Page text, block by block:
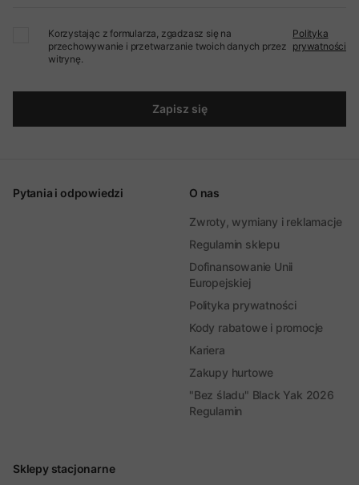
Korzystając z formularza, zgadzasz się na
przechowywanie i przetwarzanie twoich danych przez
witrynę.
Polityka
prywatności
Zapisz się
Sklepy stacjonarne
Pytania i odpowiedzi O nas
Zwroty, wymiany i reklamacje
Regulamin sklepu
Dofinansowanie Unii
Europejskiej
Polityka prywatności
Kody rabatowe i promocje
Kariera
Zakupy hurtowe
"Bez śladu" Black Yak 2026
Regulamin